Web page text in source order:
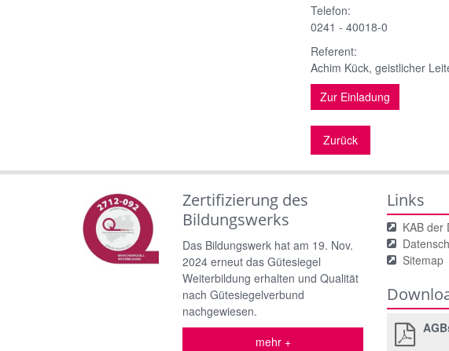
Telefon:
0241 - 40018-0
Referent:
Achim Kück, geistlicher
Zur Einladung
Zurück
Zertifizierung des
Bildungswerks
Das Bildungswerk hat am 19. Nov.
2024 erneut das Gütesiegel
Weiterbildung erhalten und Qualität
nach Gütesiegelverbund
nachgewiesen.
mehr +
Links
KAB der
Sitemap